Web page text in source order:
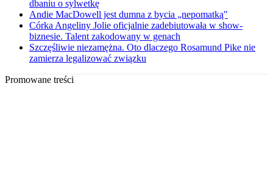
dbaniu o sylwetkę
Andie MacDowell jest dumna z bycia „nepomatką"
Córka Angeliny Jolie oficjalnie zadebiutowała w show-
biznesie. Talent zakodowany w genach
Szczęśliwie niezamężna. Oto dlaczego Rosamund Pike nie
zamierza legalizować związku
Promowane treści